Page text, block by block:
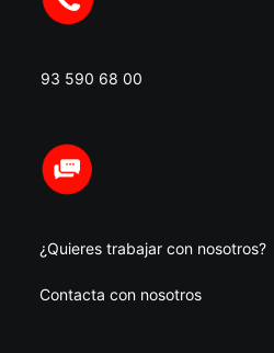
93 590 68 00
¿Quieres trabajar con nosotros?
Contacta con nosotros